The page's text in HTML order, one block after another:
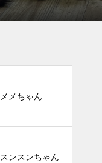
メちゃん
ンスンちゃん